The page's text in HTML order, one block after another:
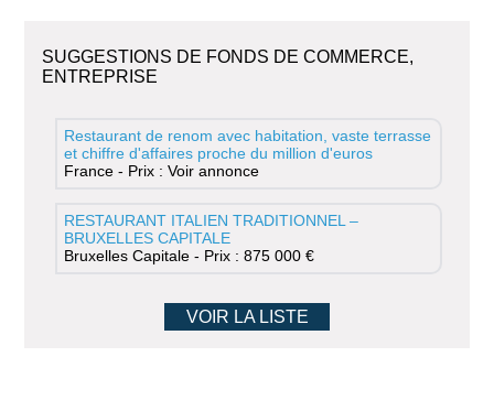
SUGGESTIONS DE FONDS DE COMMERCE,
ENTREPRISE
Restaurant de renom avec habitation, vaste terrasse
et chiffre d'affaires proche du million d'euros
France - Prix : Voir annonce
RESTAURANT ITALIEN TRADITIONNEL –
BRUXELLES CAPITALE
Bruxelles Capitale - Prix : 875 000 €
VOIR LA LISTE